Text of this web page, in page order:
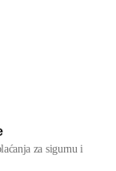
za sigurnu i